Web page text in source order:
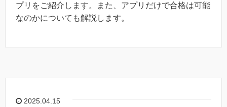
プリをご紹介します。また、アプリだけで合格は可能
なのかについても解説します。
2025.04.15